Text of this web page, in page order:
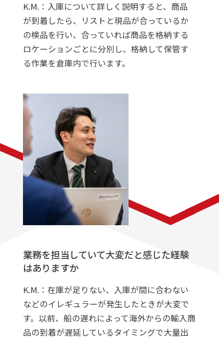
K.M.：入庫について詳しく説明すると、商品
が到着したら、リストと現品が合っているか
の検品を行い、合っていれば商品を格納する
ロケーションごとに分別し、格納して保管す
る作業を倉庫内で行います。
業務を担当していて大変だと感じた経験
はありますか
K.M.：在庫が足りない、入庫が間に合わない
などのイレギュラーが発生したときが大変で
す。以前、船の遅れによって海外からの輸入商
品の到着が遅延しているタイミングで大量出